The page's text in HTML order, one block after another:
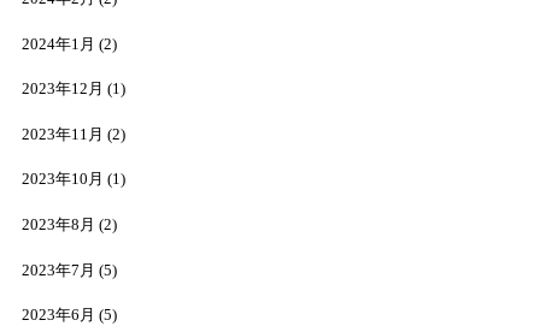
2024年1月 (2)
2023年12月 (1)
2023年11月 (2)
2023年10月 (1)
2023年8月 (2)
2023年7月 (5)
2023年6月 (5)